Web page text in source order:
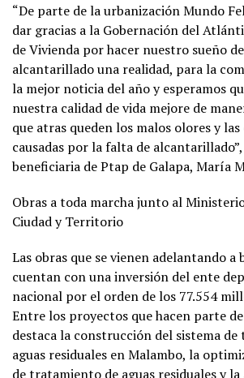
“De parte de la urbanización Mundo
dar gracias a la Gobernación del
de Vivienda por hacer nuestro sueño
alcantarillado una realidad, para la
la mejor noticia del año y esperamos
nuestra calidad de vida mejore de
que atras queden los malos olores y
causadas por la falta de
beneficiaria de Ptap de Galapa, María
Obras a toda marcha junto al
Ciudad y Territorio
Las obras que se vienen adelantando
cuentan con una inversión del ente
nacional por el orden de los 77.554
Entre los proyectos que hacen parte
destaca la construcción del sistema
aguas residuales en Malambo, la
de tratamiento de aguas residuales y